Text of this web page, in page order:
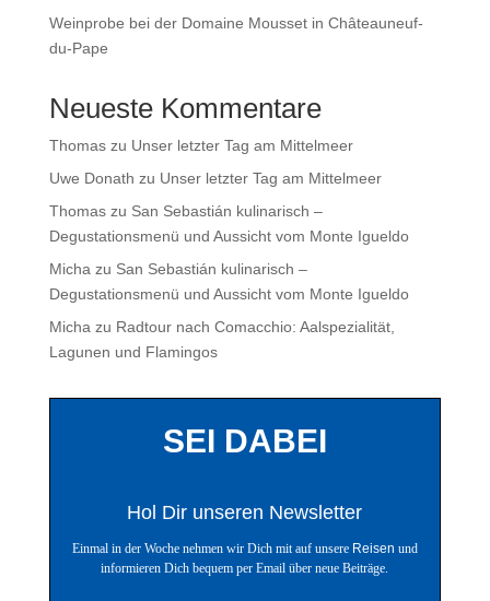
Weinprobe bei der Domaine Mousset in Châteauneuf-
du-Pape
Neueste Kommentare
Thomaszu Unser letzter Tag am Mittelmeer
Uwe Donath zu Unser letzter Tag am Mittelmeer
Thomaszu San Sebastián kulinarisch –
Degustationsmenü und Aussicht vom Monte Igueldo
Micha zu San Sebastián kulinarisch –
Degustationsmenü und Aussicht vom Monte Igueldo
Micha zu Radtour nach Comacchio: Aalspezialität,
Lagunen und Flamingos
SEI DABEI
Hol Dir unseren Newsletter
Einmal in der Woche nehmen wir Dich mit auf unsere Reisen und
informieren Dich bequem per Email über neue Beiträge.